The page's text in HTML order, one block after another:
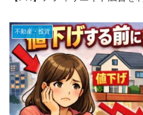
不動産・投資